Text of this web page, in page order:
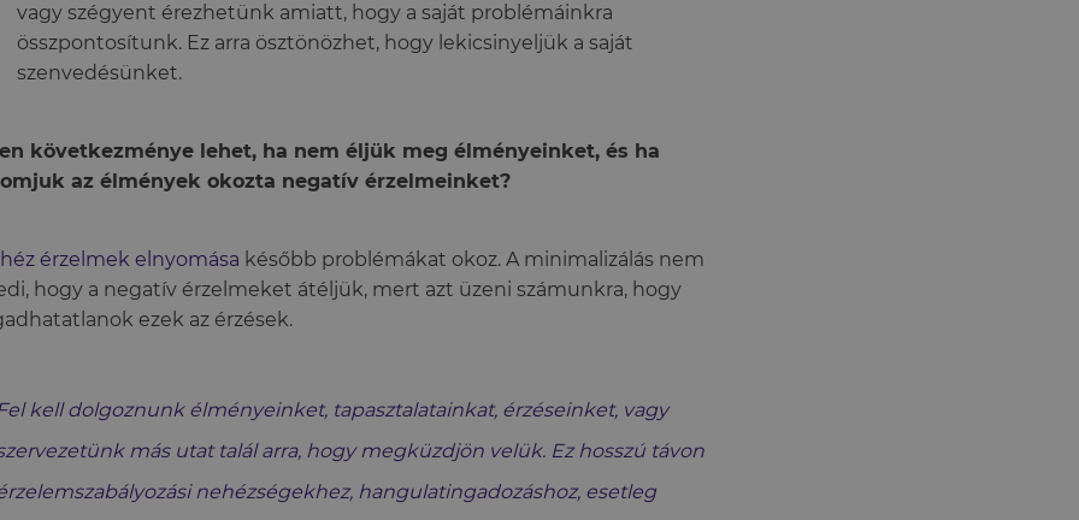
vagy szégyent érezhetünk amiatt, hogy a saját problémáinkra
összpontosítunk. Ez arra ösztönözhet, hogy lekicsinyeljük a saját
szenvedésünket.
következménye lehet, ha nem éljük meg élményeinket, és ha
az élmények okozta negatív érzelmeinket?
érzelmek elnyomása később problémákat okoz. A minimalizálás nem
hogy a negatív érzelmeket átéljük, mert azt üzeni számunkra, hogy
ezek az érzések.
kell dolgoznunk élményeinket, tapasztalatainkat, érzéseinket, vagy
más utat talál arra, hogy megküzdjön velük. Ez hosszú távon
nehézségekhez, hangulatingadozáshoz, esetleg